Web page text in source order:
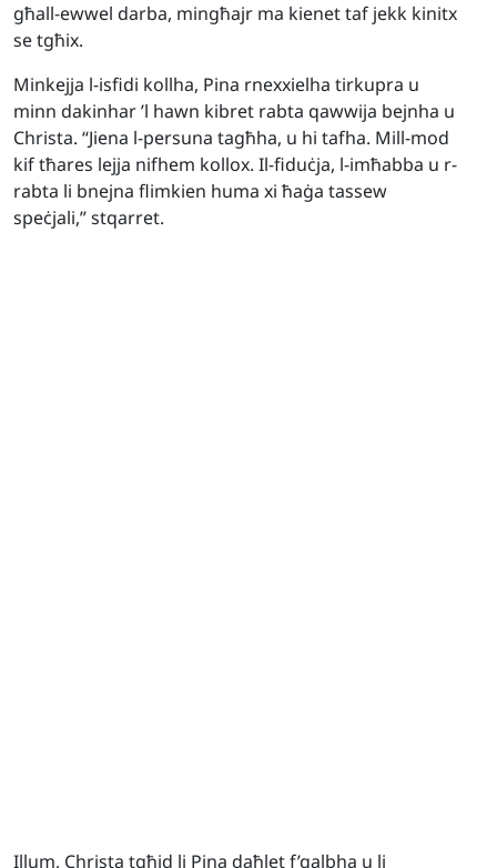
għall-ewwel darba, mingħajr ma kienet taf jekk kinitx
se tgħix.
Minkejja l-isfidi kollha, Pina rnexxielha tirkupra u
minn dakinhar ’l hawn kibret rabta qawwija bejnha u
Christa. “Jiena l-persuna tagħha, u hi tafha. Mill-mod
kif tħares lejja nifhem kollox. Il-fiduċja, l-imħabba u r-
rabta li bnejna flimkien huma xi ħaġa tassew
speċjali,” stqarret.
Illum, Christa tgħid li Pina daħlet f’qalbha u li